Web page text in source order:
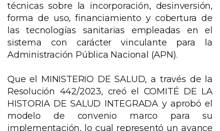
técnicas sobre la incorporación, desinversión,
forma de uso, financiamiento y cobertura de
las tecnologías sanitarias empleadas en el
sistema con carácter vinculante para la
Administración Pública Nacional (APN).
Que el MINISTERIO DE SALUD, a través de la
Resolución 442/2023, creó el COMITÉ DE LA
HISTORIA DE SALUD INTEGRADA y aprobó el
modelo de convenio marco para su
implementación, lo cual representó un avance